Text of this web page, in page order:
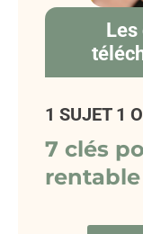
Les
1 SUJET 1
7 clés
rentable